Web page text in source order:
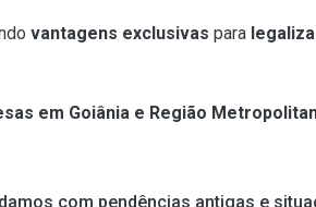
vantagens exclusivas para
em Goiânia e Região
com pendências antigas e